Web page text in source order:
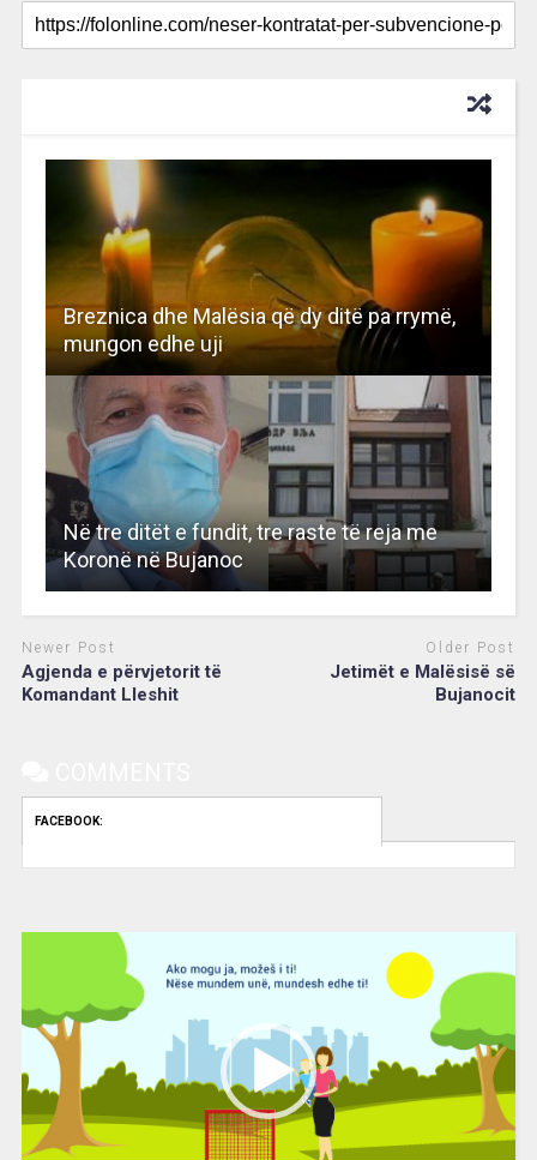
Breznica dhe Malësia që dy ditë pa rrymë,
mungon edhe uji
Në tre ditët e fundit, tre raste të reja me
Koronë në Bujanoc
Newer Post
Agjenda e përvjetorit të
Komandant Lleshit
Older Post
Jetimët e Malësisë së
Bujanocit
FACEBOOK: